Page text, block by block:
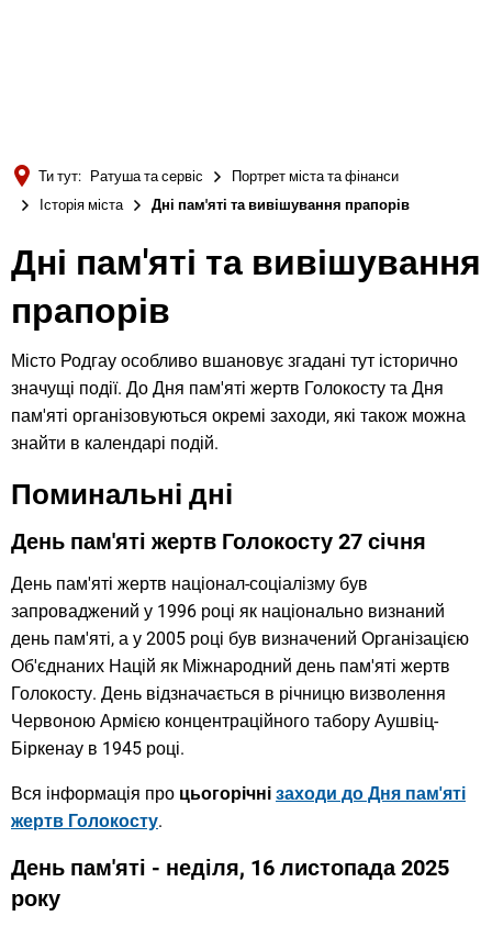
Русский
Ти тут: Ратуша та сервіс
Портрет міста та фінанси
Історія міста
Дні пам'яті та вивішування прапорів
Дні пам'яті та вивішування
прапорів
Місто Родгау особливо вшановує згадані тут історично
значущі події. До Дня пам'яті жертв Голокосту та Дня
пам'яті організовуються окремі заходи, які також можна
знайти в календарі подій.
Поминальні дні
День пам'яті жертв Голокосту 27 січня
День пам'яті жертв націонал-соціалізму був
запроваджений у 1996 році як національно визнаний
день пам'яті, а у 2005 році був визначений Організацією
Об'єднаних Націй як Міжнародний день пам'яті жертв
Голокосту. День відзначається в річницю визволення
Червоною Армією концентраційного табору Аушвіц-
Біркенау в 1945 році.
Вся інформація про цьогорічні заходи до Дня пам'яті
жертв Голокосту.
День пам'яті - неділя, 16 листопада 2025
року